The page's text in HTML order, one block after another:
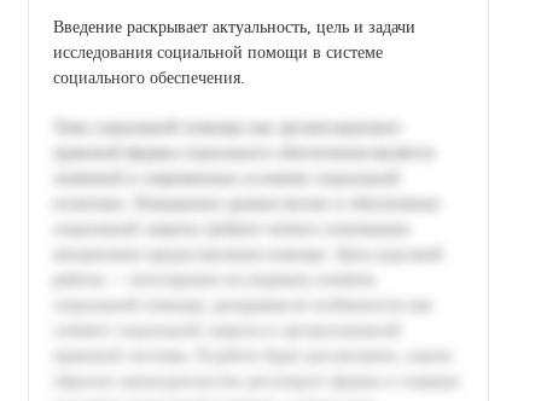
Введение раскрывает актуальность, цель и задачи
исследования социальной помощи в системе
социального обеспечения.